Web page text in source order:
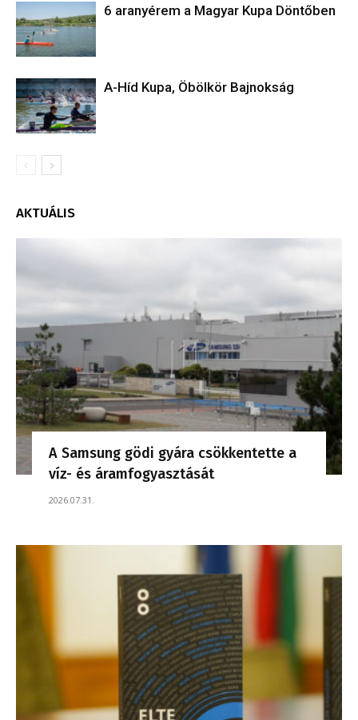
6 aranyérem a Magyar Kupa Döntőben
A-Híd Kupa, Öbölkör Bajnokság
AKTUÁLIS
A Samsung gödi gyára csökkentette a
víz- és áramfogyasztását
2026.07.31.